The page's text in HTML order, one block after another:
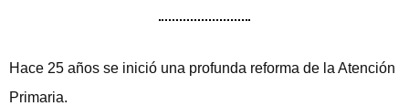
Hace 25 años se inició una profunda reforma de la Atención
Primaria.